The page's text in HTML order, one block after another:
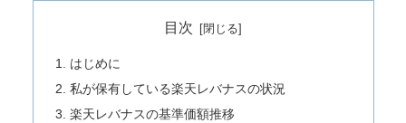
目次
はじめに
私が保有している楽天レバナスの状況
楽天レバナスの基準価額推移